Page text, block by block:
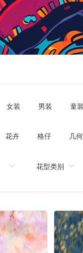
女装 男装 童装
花卉 格仔 几何